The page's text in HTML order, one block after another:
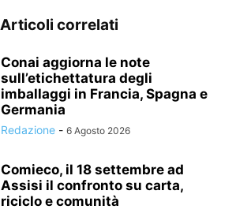
Articoli correlati
Conai aggiorna le note
sull’etichettatura degli
imballaggi in Francia, Spagna e
Germania
Redazione - 6 Agosto 2026
Comieco, il 18 settembre ad
Assisi il confronto su carta,
riciclo e comunità